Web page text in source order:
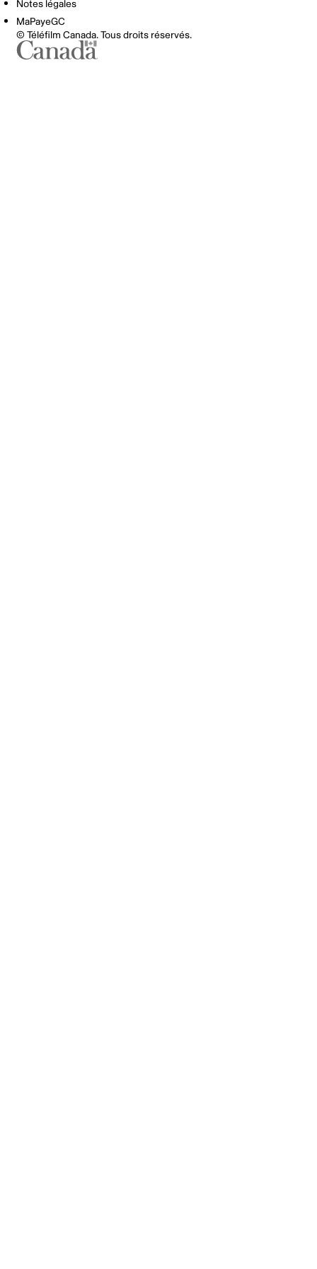
Notes légales
MaPayeGC
© Téléfilm Canada. Tous droits réservés.